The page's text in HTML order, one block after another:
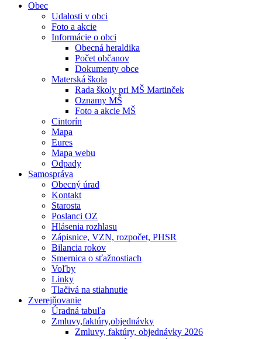
Obec
Udalosti v obci
Foto a akcie
Informácie o obci
Obecná heraldika
Počet občanov
Dokumenty obce
Materská škola
Rada školy pri MŠ Martinček
Oznamy MŠ
Foto a akcie MŠ
Cintorín
Mapa
Eures
Mapa webu
Odpady
Samospráva
Obecný úrad
Kontakt
Starosta
Poslanci OZ
Hlásenia rozhlasu
Zápisnice, VZN, rozpočet, PHSR
Bilancia rokov
Smernica o sťažnostiach
Voľby
Linky
Tlačivá na stiahnutie
Zverejňovanie
Úradná tabuľa
Zmluvy,faktúry,objednávky
Zmluvy, faktúry, objednávky 2026